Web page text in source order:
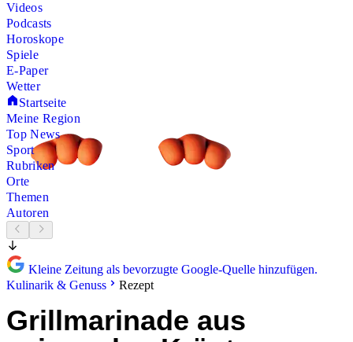
Videos
Podcasts
Horoskope
Spiele
E-Paper
Wetter
Startseite
Meine Region
Top News
Sport
Rubriken
Orte
Themen
Autoren
Kleine Zeitung als bevorzugte Google-Quelle hinzufügen.
Kulinarik & Genuss
Rezept
Grillmarinade aus